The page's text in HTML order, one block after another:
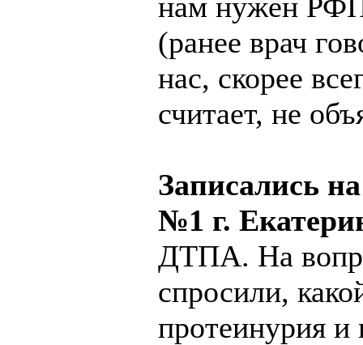
(ранее врач
нас, скорее
считает, не
Записались
№1 г.
ДТПА. На
спросили,
протеинурия и